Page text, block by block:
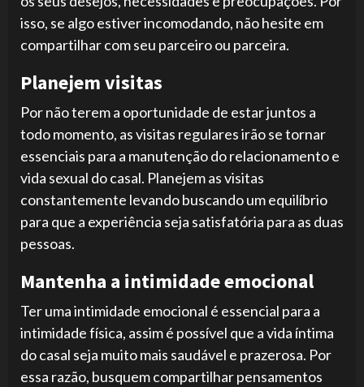
isso, se algo estiver incomodando, não hesite em
compartilhar com seu parceiro ou parceira.
Planejem visitas
Por não terem a oportunidade de estar juntos a
todo momento, as visitas regulares irão se tornar
essenciais para a manutenção do relacionamento e
vida sexual do casal. Planejem as visitas
constantemente levando buscando um equilíbrio
para que a experiência seja satisfatória para as duas
pessoas.
Mantenha a intimidade emocional
Ter uma intimidade emocional é essencial para a
intimidade física, assim é possível que a vida íntima
do casal seja muito mais saudável e prazerosa. Por
essa razão, busquem compartilhar pensamentos